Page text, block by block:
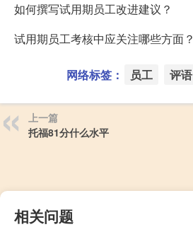
如何撰写试用期员工改进建议？
试用期员工考核中应关注哪些方面？
网络标签： 员工 评语
上一篇
托福81分什么水平
相关问题